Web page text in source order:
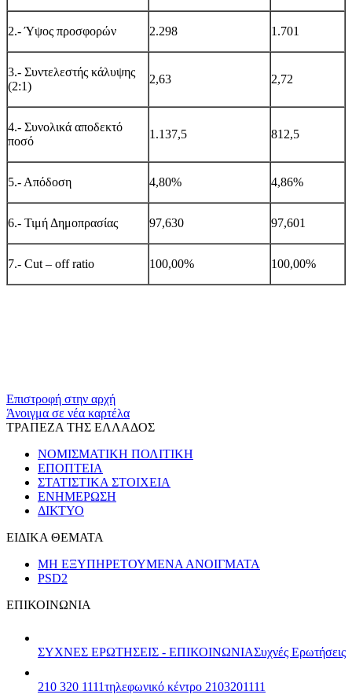
2.- Ύψος προσφορών 2.298 1 .701
3.- Συντελεστής κάλυψης
(2:1)
2,63 2,72
4.- Συνολικά αποδεκτό
ποσό
1.137,5 812,5
5.- Απόδοση 4,80% 4,86%
6.- Τιμή Δημοπρασίας 97,630 97,601
7.- Cut – off ratio 100,00% 100,00%
Επιστροφή στην αρχή
Άνοιγμα σε νέα καρτέλα
ΤΡΑΠΕΖΑ ΤΗΣ ΕΛΛΑΔΟΣ
ΝΟΜΙΣΜΑΤΙΚΗ ΠΟΛΙΤΙΚΗ
ΕΠΟΠΤΕΙΑ
ΣΤΑΤΙΣΤΙΚΑ ΣΤΟΙΧΕΙΑ
ΕΝΗΜΕΡΩΣΗ
ΔΙΚΤΥΟ
ΕΙΔΙΚΑ ΘΕΜΑΤΑ
ΜΗ ΕΞΥΠΗΡΕΤΟΥΜΕΝΑ ΑΝΟΙΓΜΑΤΑ
PSD2
ΕΠΙΚΟΙΝΩΝΙΑ
ΣΥΧΝΕΣ ΕΡΩΤΗΣΕΙΣ - ΕΠΙΚΟΙΝΩΝΙΑΣυχνές Ερωτήσεις
210 320 1111τηλεφωνικό κέντρο 2103201111